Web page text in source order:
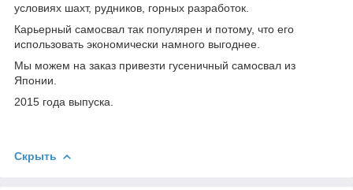
условиях шахт, рудников, горных разработок.
Карьерный самосвал так популярен и потому, что его
использовать экономически намного выгоднее.
Мы можем на заказ привезти гусеничный самосвал из
Японии.
2015 года выпуска.
Скрыть